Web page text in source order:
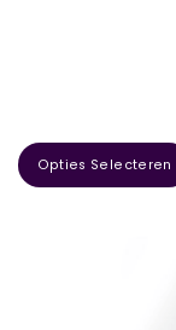
Opties Selecteren